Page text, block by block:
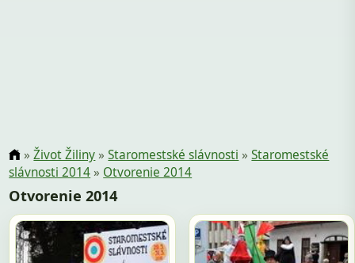
»Život Žiliny»Staromestské slávnosti »Staromestské
slávnosti 2014» Otvorenie 2014
Otvorenie 2014